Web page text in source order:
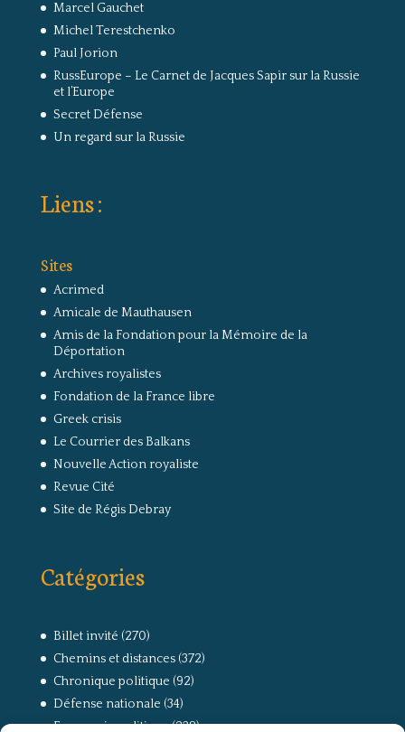
Marcel Gauchet
Michel Terestchenko
Paul Jorion
RussEurope – Le Carnet de Jacques Sapir sur la Russie
et l’Europe
Secret Défense
Un regard sur la Russie
Liens :
Sites
Acrimed
Amicale de Mauthausen
Amis de la Fondation pour la Mémoire de la
Déportation
Archives royalistes
Fondation de la France libre
Greek crisis
Le Courrier des Balkans
Nouvelle Action royaliste
Revue Cité
Site de Régis Debray
Catégories
Billet invité (270)
Chemins et distances(372)
Chronique politique (92)
Défense nationale (34)
Economie politique(238)